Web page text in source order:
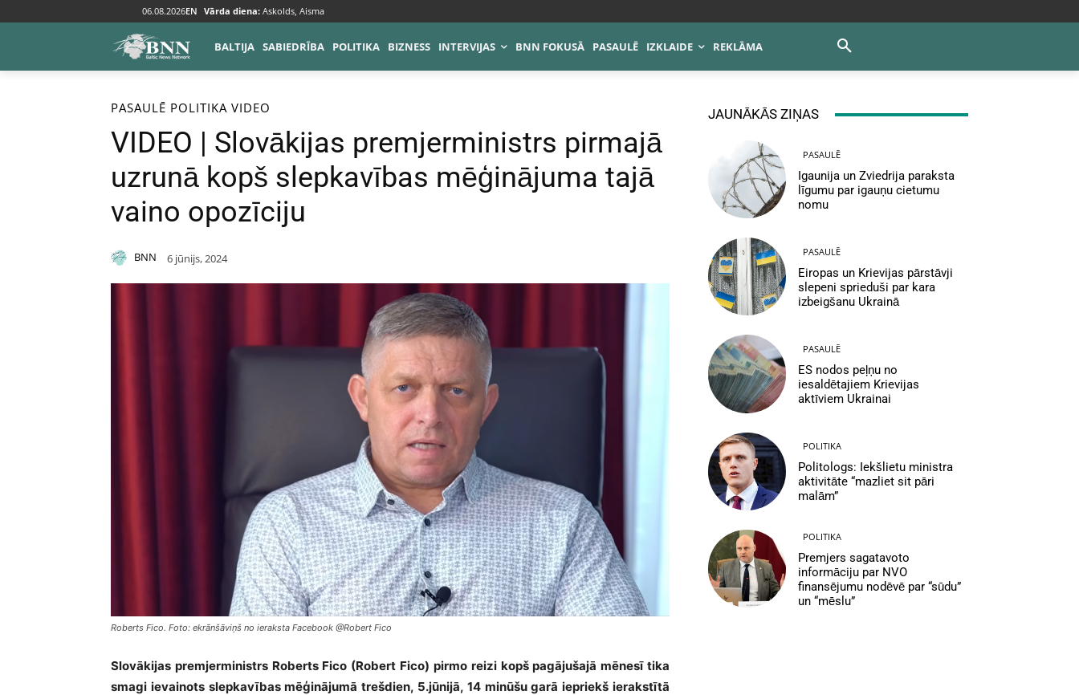
06.08.2026EN Vārda diena: Askolds, Aisma
BALTIJA SABIEDRĪBA POLITIKA BIZNESS INTERVIJAS BNN FOKUSĀ PASAULĒ IZKLAIDE REKLĀMA
Sākums Pasaulē
PASAULĒ POLITIKA VIDEO
VIDEO | Slovākijas premjerministrs pirmajā
uzrunā kopš slepkavības mēģinājuma tajā
vaino opozīciju
BNN 6 jūnijs, 2024
Roberts Fico. Foto: ekrānšāviņš no ieraksta Facebook @Robert Fico
Slovākijas premjerministrs Roberts Fico (Robert Fico) pirmo reizi kopš pagājušajā mēnesī tika
smagi ievainots slepkavības mēģinājumā trešdien, 5.jūnijā, 14 minūšu garā iepriekš ierakstītā
JAUNĀKĀS ZIŅAS
PASAULĒ
Igaunija un Zviedrija paraksta
līgumu par igauņu cietumu
nomu
PASAULĒ
Eiropas un Krievijas pārstāvji
slepeni sprieduši par kara
izbeigšanu Ukrainā
PASAULĒ
ES nodos peļņu no
iesaldētajiem Krievijas
aktīviem Ukrainai
POLITIKA
Politologs: Iekšlietu ministra
aktivitāte “mazliet sit pāri
malām”
POLITIKA
Premjers sagatavoto
informāciju par NVO
finansējumu nodēvē par “sūdu”
un “mēslu”